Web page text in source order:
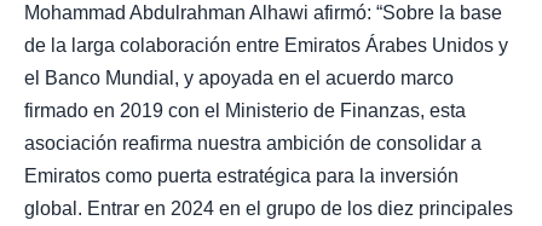
Mohammad Abdulrahman Alhawi afirmó: “Sobre la base
de la larga colaboración entre Emiratos Árabes Unidos y
el Banco Mundial, y apoyada en el acuerdo marco
firmado en 2019 con el Ministerio de Finanzas, esta
asociación reafirma nuestra ambición de consolidar a
Emiratos como puerta estratégica para la inversión
global. Entrar en 2024 en el grupo de los diez principales